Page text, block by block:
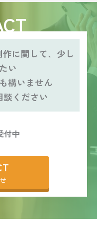
に関して、少し
い
構いません
談ください
付中